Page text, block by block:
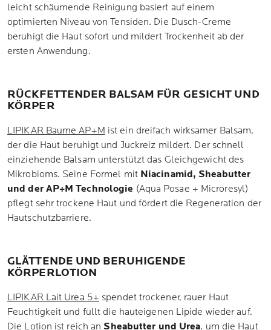
leicht schäumende Reinigung basiert auf einem
optimierten Niveau von Tensiden. Die Dusch-Creme
beruhigt die Haut sofort und mildert Trockenheit ab der
ersten Anwendung.
RÜCKFETTENDER BALSAM FÜR GESICHT UND
KÖRPER
LIPIKAR Baume AP+M ist ein dreifach wirksamer Balsam,
der die Haut beruhigt und Juckreiz mildert. Der schnell
einziehende Balsam unterstützt das Gleichgewicht des
Mikrobioms. Seine Formel mit Niacinamid, Sheabutter
und der AP+M Technologie (Aqua Posae + Microresyl)
pflegt sehr trockene Haut und fördert die Regeneration der
Hautschutzbarriere.
GLÄTTENDE UND BERUHIGENDE
KÖRPERLOTION
LIPIKAR Lait Urea 5+ spendet trockener, rauer Haut
Feuchtigkeit und füllt die hauteigenen Lipide wieder auf.
Die Lotion ist reich an Sheabutter und Urea, um die Haut